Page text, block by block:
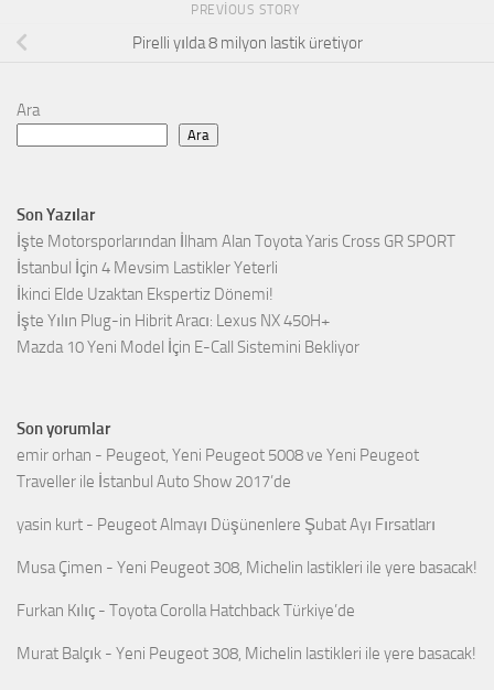
PREVIOUS STORY
Pirelli yılda 8 milyon lastik üretiyor
Ara
Ara
Son Yazılar
İşte Motorsporlarından İlham Alan Toyota Yaris Cross GR SPORT
İstanbul İçin 4 Mevsim Lastikler Yeterli
İkinci Elde Uzaktan Ekspertiz Dönemi!
İşte Yılın Plug-in Hibrit Aracı: Lexus NX 450H+
Mazda 10 Yeni Model İçin E-Call Sistemini Bekliyor
Son yorumlar
emir orhan - Peugeot, Yeni Peugeot 5008 ve Yeni Peugeot
Traveller ile İstanbul Auto Show 2017’de
yasin kurt - Peugeot Almayı Düşünenlere Şubat Ayı Fırsatları
Musa Çimen - Yeni Peugeot 308, Michelin lastikleri ile yere basacak!
Furkan Kılıç - Toyota Corolla Hatchback Türkiye’de
Murat Balçık - Yeni Peugeot 308, Michelin lastikleri ile yere basacak!